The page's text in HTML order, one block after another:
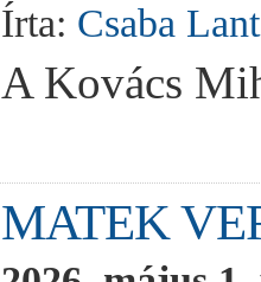
Írta: Csaba
A Kovács
MATEK